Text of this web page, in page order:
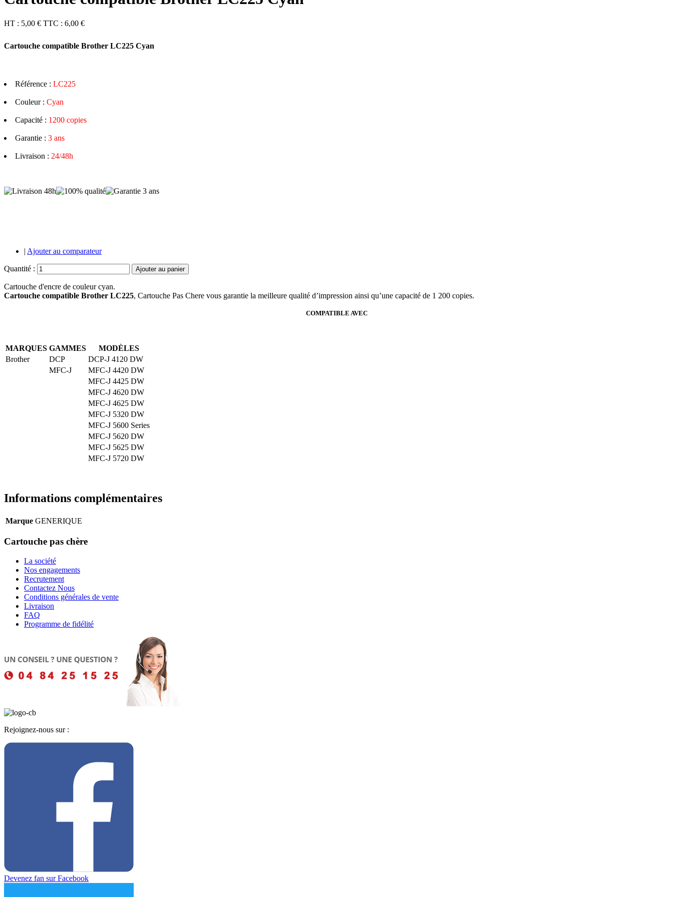
HT : 5,00 € TTC : 6,00 €
Cartouche compatible Brother LC225 Cyan
Référence : LC225
Couleur : Cyan
Capacité : 1200 copies
Garantie : 3 ans
Livraison : 24/48h
| Ajouter au comparateur
Quantité : Ajouter au panier
Cartouche d'encre de couleur cyan.
Cartouche compatible Brother LC225, Cartouche Pas Chere vous garantie la meilleure qualité d’impression ainsi qu’une capacité de 1 200 copies.
COMPATIBLE AVEC
MARQUES GAMMES
MODÈLES
Brother
DCP
DCP-J 4120 DW
MFC-J
MFC-J 4420 DW
MFC-J 4425 DW
MFC-J 4620 DW
MFC-J 4625 DW
MFC-J 5320 DW
MFC-J 5600 Series
MFC-J 5620 DW
MFC-J 5625 DW
MFC-J 5720 DW
Informations complémentaires
Marque GENERIQUE
Cartouche pas chère
La société
Nos engagements
Recrutement
Contactez Nous
Conditions générales de vente
Livraison
FAQ
Programme de fidélité
Rejoignez-nous sur :
Devenez fan sur Facebook